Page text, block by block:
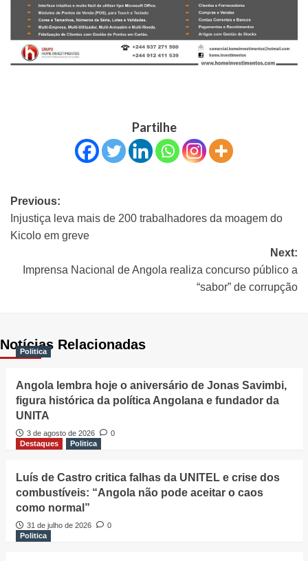
Partilhe
Previous:
Injustiça leva mais de 200 trabalhadores da moagem do
Kicolo em greve
Next:
Imprensa Nacional de Angola realiza concurso público a
“sabor” de corrupção
Notícias Relacionadas
Politica
Angola lembra hoje o aniversário de Jonas Savimbi,
figura histórica da política Angolana e fundador da
UNITA
3 de agosto de 2026
0
Destaques
Politica
Luís de Castro critica falhas da UNITEL e crise dos
combustíveis: “Angola não pode aceitar o caos
como normal”
31 de julho de 2026
0
Politica